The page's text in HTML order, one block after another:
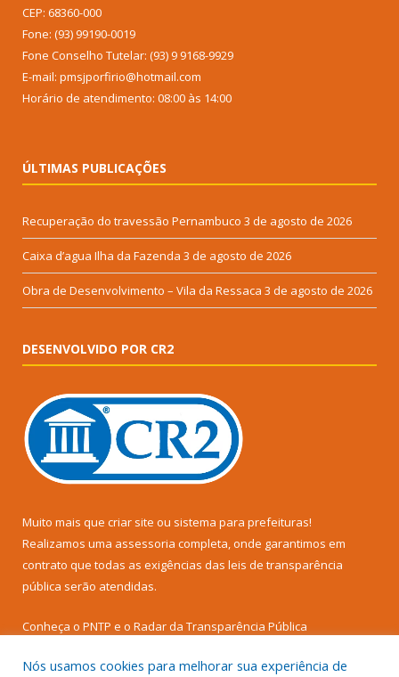
CEP: 68360-000
Fone: (93) 99190-0019
Fone Conselho Tutelar: (93) 9 9168-9929
E-mail: pmsjporfirio@hotmail.com
Horário de atendimento: 08:00 às 14:00
ÚLTIMAS PUBLICAÇÕES
Recuperação do travessão Pernambuco 3 de agosto de 2026
Caixa d’agua Ilha da Fazenda 3 de agosto de 2026
Obra de Desenvolvimento – Vila da Ressaca 3 de agosto de 2026
DESENVOLVIDO POR CR2
Muito mais que criar site ou sistema para prefeituras!
Realizamos uma assessoria completa, onde garantimos em
contrato que todas as exigências das leis de transparência
pública serão atendidas.
Conheça o PNTP e o Radar da Transparência Pública
Nós usamos cookies para melhorar sua experiência de